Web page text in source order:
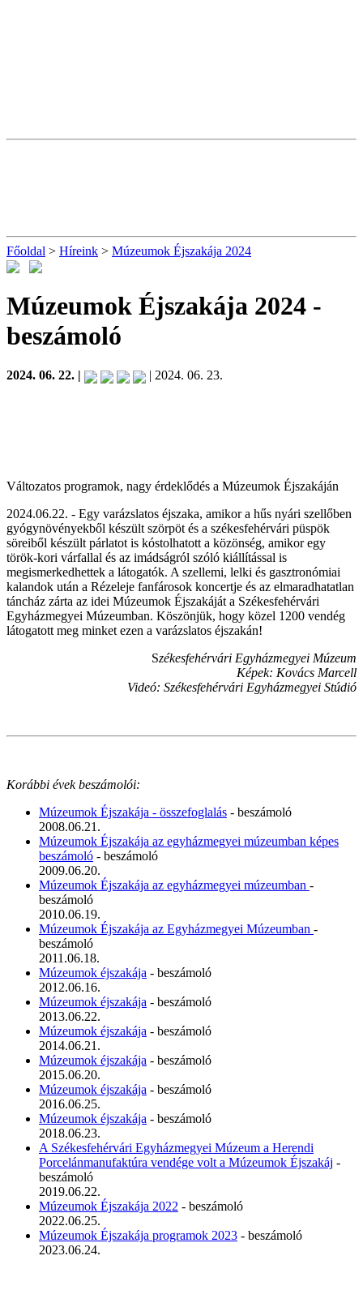
Főoldal > Híreink > Múzeumok Éjszakája 2024
Múzeumok Éjszakája 2024 -
beszámoló
2024. 06. 22. | | 2024. 06. 23.
Változatos programok, nagy érdeklődés a Múzeumok Éjszakáján
2024.06.22. - Egy varázslatos éjszaka, amikor a hűs nyári szellőben
gyógynövényekből készült szörpöt és a székesfehérvári püspök
söreiből készült párlatot is kóstolhatott a közönség, amikor egy
török-kori várfallal és az imádságról szóló kiállítással is
megismerkedhettek a látogatók. A szellemi, lelki és gasztronómiai
kalandok után a Rézeleje fanfárosok koncertje és az elmaradhatatlan
táncház zárta az idei Múzeumok Éjszakáját a Székesfehérvári
Egyházmegyei Múzeumban. Köszönjük, hogy közel 1200 vendég
látogatott meg minket ezen a varázslatos éjszakán!
Székesfehérvári Egyházmegyei Múzeum
Képek: Kovács Marcell
Videó: Székesfehérvári Egyházmegyei Stúdió
Korábbi évek beszámolói:
Múzeumok Éjszakája - összefoglalás - beszámoló
2008.06.21.
Múzeumok Éjszakája az egyházmegyei múzeumban képes
beszámoló - beszámoló
2009.06.20.
Múzeumok Éjszakája az egyházmegyei múzeumban -
beszámoló
2010.06.19.
Múzeumok Éjszakája az Egyházmegyei Múzeumban -
beszámoló
2011.06.18.
Múzeumok éjszakája - beszámoló
2012.06.16.
Múzeumok éjszakája - beszámoló
2013.06.22.
Múzeumok éjszakája - beszámoló
2014.06.21.
Múzeumok éjszakája - beszámoló
2015.06.20.
Múzeumok éjszakája - beszámoló
2016.06.25.
Múzeumok éjszakája - beszámoló
2018.06.23.
A Székesfehérvári Egyházmegyei Múzeum a Herendi
Porcelánmanufaktúra vendége volt a Múzeumok Éjszakáj -
beszámoló
2019.06.22.
Múzeumok Éjszakája 2022 - beszámoló
2022.06.25.
Múzeumok Éjszakája programok 2023 - beszámoló
2023.06.24.